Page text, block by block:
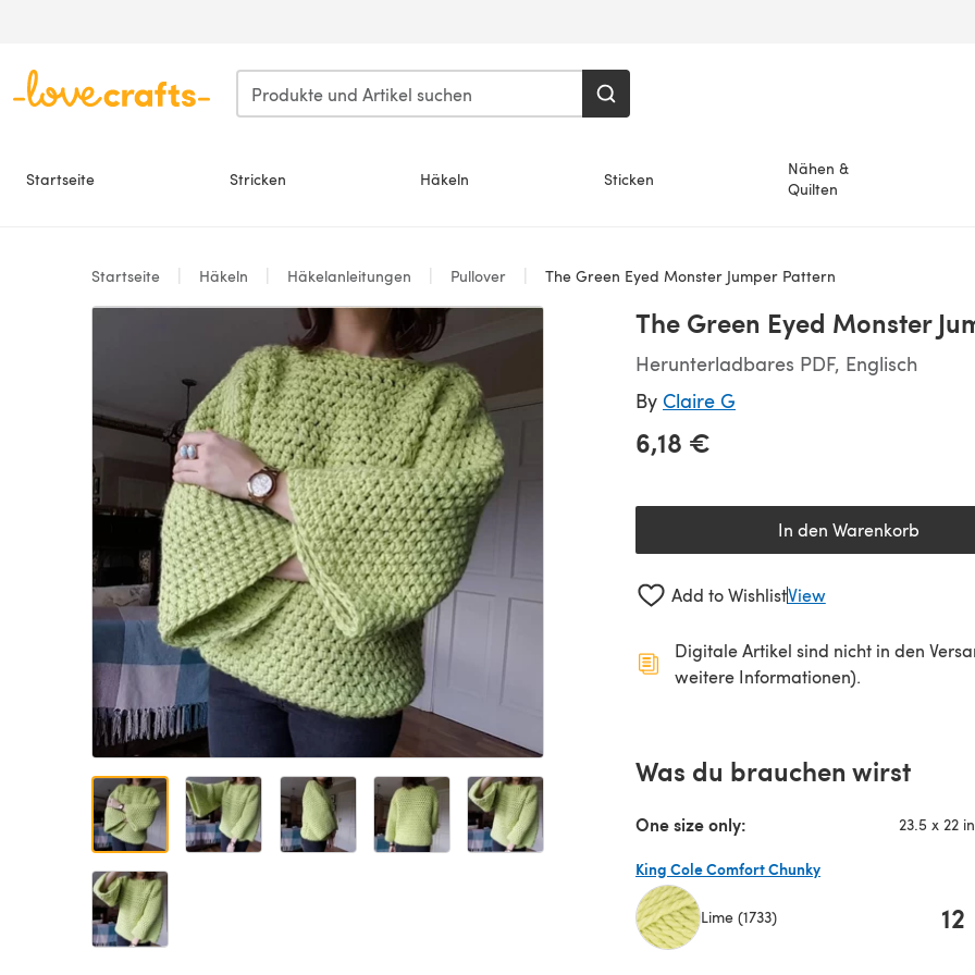
Startseite Stricken Häkeln Sticken
Nähen &
Quilten
Startseite Häkeln Häkelanleitungen Pullover The Green Eyed Monster Jumper Pattern
The Green Eyed Monster
Herunterladbares PDF, Englisch
By Claire G
6,18 €
In den Warenkorb
Add to WishlistView
Digitale Artikel sind nicht in den
weitere Informationen).
Was du brauchen wirst
One size only: 23.5 x 22
King Cole Comfort Chunky
Lime (1733) 12